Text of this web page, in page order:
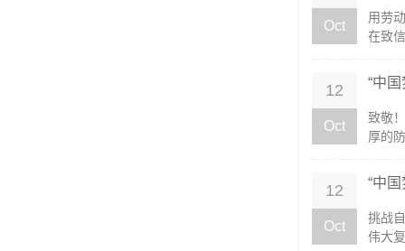
Oct
用劳
在致
12
Oct
“中
致敬
厚的
12
Oct
“中
挑战
伟大